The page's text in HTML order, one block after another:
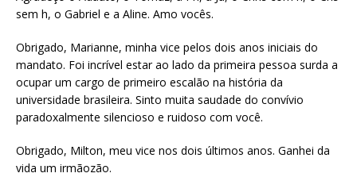
sem h, o Gabriel e a Aline. Amo vocês.
Obrigado, Marianne, minha vice pelos dois anos iniciais do
mandato. Foi incrível estar ao lado da primeira pessoa surda a
ocupar um cargo de primeiro escalão na história da
universidade brasileira. Sinto muita saudade do convívio
paradoxalmente silencioso e ruidoso com você.
Obrigado, Milton, meu vice nos dois últimos anos. Ganhei da
vida um irmãozão.